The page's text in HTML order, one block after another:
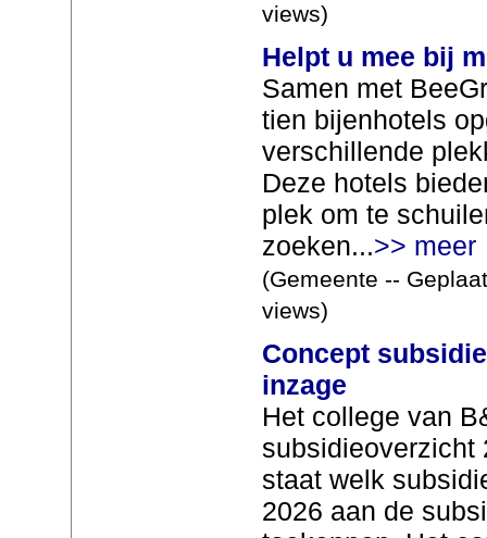
views)
Helpt u mee bij
Samen met
tien bijenhotels
verschillende
Deze hotels
plek om te
zoeken...>> meer
(Gemeente --
views)
Concept
inzage
Het college van
subsidieoverzicht
staat welk
2026 aan de